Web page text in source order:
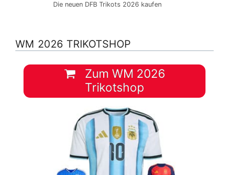
Die neuen DFB Trikots 2026 kaufen
WM 2026 TRIKOTSHOP
Zum WM 2026
Trikotshop